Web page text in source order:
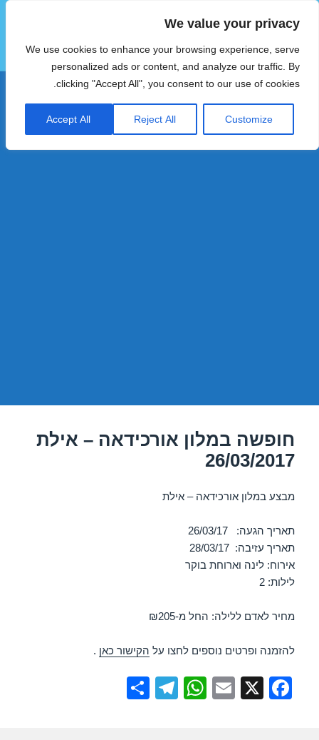
We value your privacy
We use cookies to enhance your browsing experience, serve
personalized ads or content, and analyze our traffic. By
clicking "Accept All", you consent to our use of cookies.
Customize
Reject All
Accept All
הוטצימר
תפריטים
ווידג'טים
חופשה במלון אורכידאה – אילת
26/03/2017
מבצע במלון אורכידאה – אילת
תאריך הגעה: 26/03/17
תאריך עזיבה: 28/03/17
אירוח: לינה וארוחת בוקר
לילות: 2
מחיר לאדם ללילה: החל מ-₪205
להזמנה ופרטים נוספים לחצו על הקישור כאן .
F
X
E
W
T